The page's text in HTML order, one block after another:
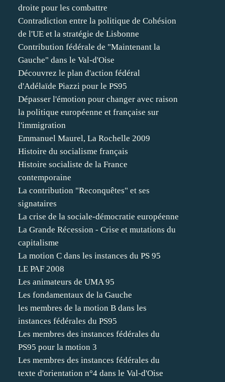
droite pour les combattre
Contradiction entre la politique de Cohésion
de l'UE et la stratégie de Lisbonne
Contribution fédérale de "Maintenant la
Gauche" dans le Val-d'Oise
Découvrez le plan d'action fédéral
d'Adélaïde Piazzi pour le PS95
Dépasser l'émotion pour changer avec raison
la politique européenne et française sur
l'immigration
Emmanuel Maurel, La Rochelle 2009
Histoire du socialisme français
Histoire socialiste de la France
contemporaine
La contribution "Reconquêtes" et ses
signataires
La crise de la sociale-démocratie européenne
La Grande Récession - Crise et mutations du
capitalisme
La motion C dans les instances du PS 95
LE PAF 2008
Les animateurs de UMA 95
Les fondamentaux de la Gauche
les membres de la motion B dans les
instances fédérales du PS95
Les membres des instances fédérales du
PS95 pour la motion 3
Les membres des instances fédérales du
texte d'orientation n°4 dans le Val-d'Oise